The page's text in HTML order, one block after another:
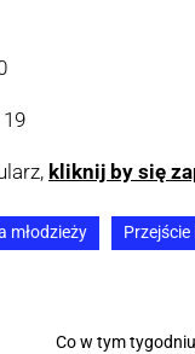
kliknij by się
młodzieży Przejście
Co w tym